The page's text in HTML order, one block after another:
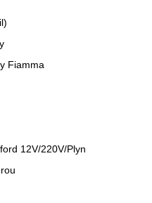
Fiamma
12V/220V/Plyn